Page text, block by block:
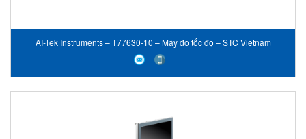
AI-Tek Instruments – T77630-10 – Máy đo tốc độ – STC Vietnam